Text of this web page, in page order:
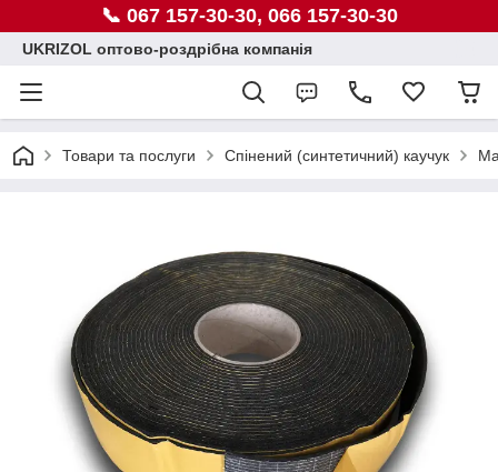
📞 067 157-30-30, 066 157-30-30
UKRIZOL оптово-роздрібна компанія
Товари та послуги Спінений (синтетичний) каучук